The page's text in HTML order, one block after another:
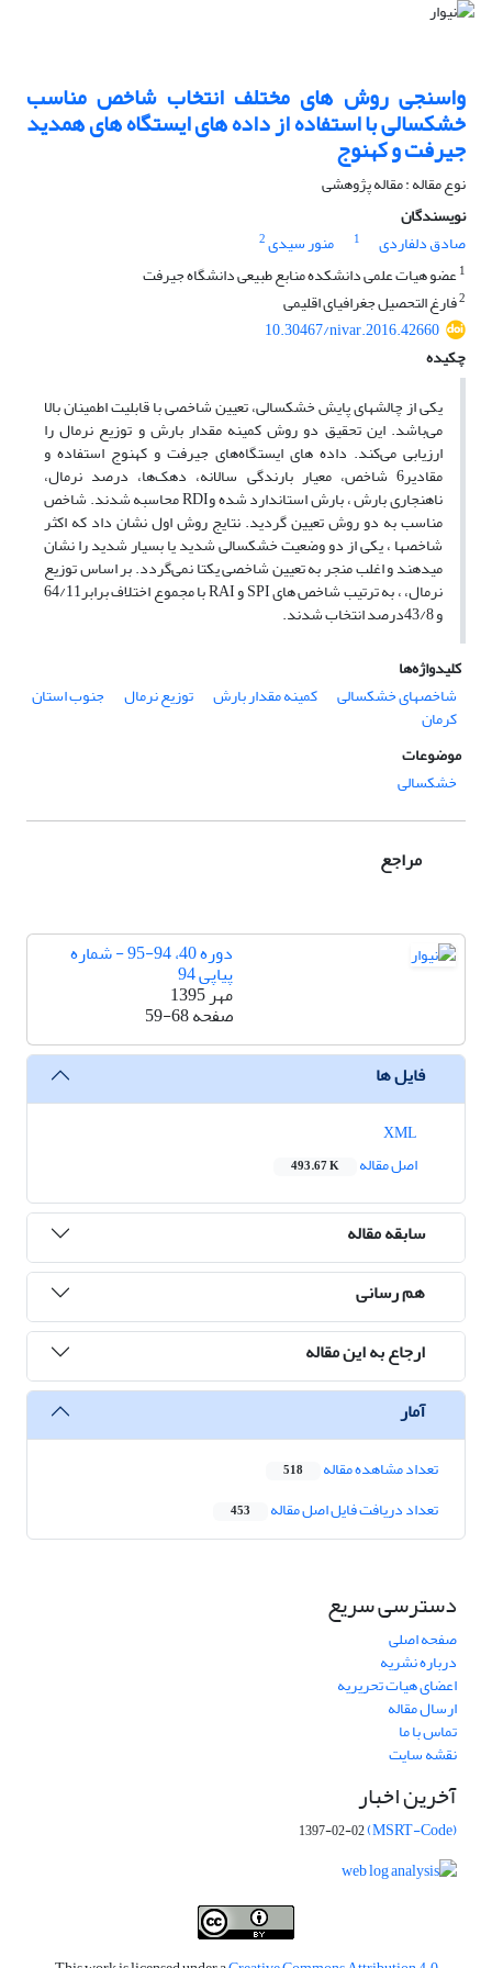
واسنجی روش های مختلف انتخاب شاخص مناسب
خشکسالی با استفاده از داده های ایستگاه های همدید
جیرفت و کهنوج
نوع مقاله : مقاله پژوهشی
نویسندگان
صادق دلفاردی
1 منور سیدی2
1عضو هیات علمی دانشکده منابع طبیعی دانشگاه جیرفت
2فارغ التحصیل جغرافیای اقلیمی
10.30467/nivar.2016.42660
چکیده
یکی‌ از چالشهای پایش خشکسالی، تعیین شاخصی با قابلیت اطمینان بالا
می‌باشد. این تحقیق دو روش کمینه مقدار بارش و توزیع نرمال را
ارزیابی ‌می‌کند. داده های ایستگاه‌های جیرفت و کهنوج استفاده و
مقادیر6 شاخص،‌ معیار بارندگی سالانه، دهک‌‌ها، درصد نرمال،
ناهنجاری بارش ، بارش استاندارد شده وRDI محاسبه‌ شدند. شاخص
مناسب به دو روش تعیین گردید. نتایج روش اول نشان داد که اکثر
شاخصها ، یکی از دو وضعیت خشکسالی شدید یا بسیار شدید را نشان
میدهند و اغلب منجر به تعیین شاخصی یکتا نمی‌گردد. بر اساس توزیع
نرمال، ، به ترتیب شاخص های SPI و RAI با مجموع اختلاف برابر64/11
و 43/8درصد انتخاب شدند.
کلیدواژه‌ها
شاخصهای خشکسالی
کمینه مقدار بارش توزیع نرمال جنوب استان
کرمان
موضوعات
خشکسالی
مراجع
دوره 40، 94-95 - شماره
پیاپی 94
مهر 1395
صفحه59-68
فایل ها
اصل مقاله
493.67 K
سابقه مقاله
هم رسانی
ارجاع به این مقاله
آمار
تعداد مشاهده مقاله 518
تعداد دریافت فایل اصل مقاله 453
دسترسی سریع
صفحه اصلی
درباره نشریه
اعضای هیات تحریریه
ارسال مقاله
تماس با ما
نقشه سایت
آخرین اخبار
(MSRT-Code)
1397-02-02